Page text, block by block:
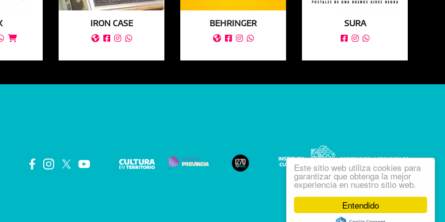
Entendido
Este sitio web utiliza cookies para
garantizar que obtenga la mejor
experiencia en nuestro sitio web.

IRON CASE
   
BEHRINGER
   
SURA
  